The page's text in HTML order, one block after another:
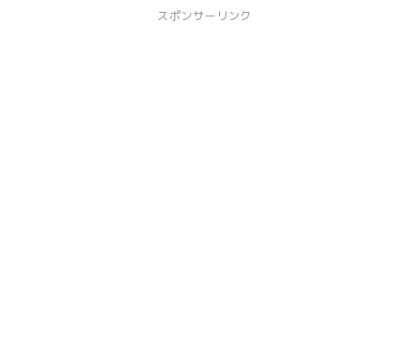
スポンサーリンク